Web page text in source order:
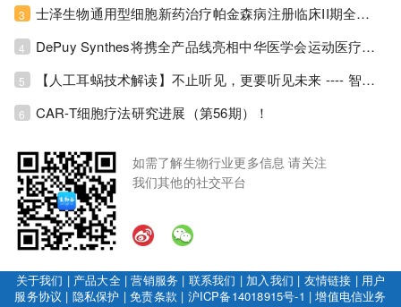
3 士泽生物通用型细胞新药治疗帕金森病注册临床II期全部入组完成！
4 DePuy Synthes将携全产品线亮相中华医学会运动医疗分会大会，加码布局中国运动医学创新赛道！
5 【人工耳蜗技术解读】不止听见，更要听见未来 ---- 智能耳蜗，开启人工耳蜗技术新纪元！
6 CAR-T细胞疗法研究进展（第56期）！
如需了解生物行业更多信息 请关注
我们其他的社交平台
关于我们 | 产品大全|营销服务 | 联系我们 | 加入我们 | 友情链接 | 用户
服务协议 | 隐私保护 |免责条款 | 沪ICP备14018915号-1 |增值电信业务